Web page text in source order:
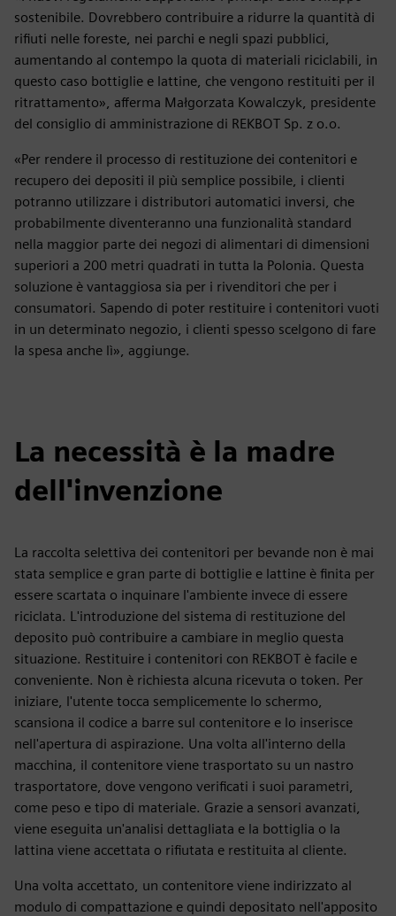
sostenibile. Dovrebbero contribuire a ridurre la quantità di
rifiuti nelle foreste, nei parchi e negli spazi pubblici,
aumentando al contempo la quota di materiali riciclabili, in
questo caso bottiglie e lattine, che vengono restituiti per il
ritrattamento», afferma Małgorzata Kowalczyk, presidente
del consiglio di amministrazione di REKBOT Sp. z o.o.
«Per rendere il processo di restituzione dei contenitori e
recupero dei depositi il più semplice possibile, i clienti
potranno utilizzare i distributori automatici inversi, che
probabilmente diventeranno una funzionalità standard
nella maggior parte dei negozi di alimentari di dimensioni
superiori a 200 metri quadrati in tutta la Polonia. Questa
soluzione è vantaggiosa sia per i rivenditori che per i
consumatori. Sapendo di poter restituire i contenitori vuoti
in un determinato negozio, i clienti spesso scelgono di fare
la spesa anche lì», aggiunge.
La necessità è la madre
dell'invenzione
La raccolta selettiva dei contenitori per bevande non è mai
stata semplice e gran parte di bottiglie e lattine è finita per
essere scartata o inquinare l'ambiente invece di essere
riciclata. L'introduzione del sistema di restituzione del
deposito può contribuire a cambiare in meglio questa
situazione. Restituire i contenitori con REKBOT è facile e
conveniente. Non è richiesta alcuna ricevuta o token. Per
iniziare, l'utente tocca semplicemente lo schermo,
scansiona il codice a barre sul contenitore e lo inserisce
nell'apertura di aspirazione. Una volta all'interno della
macchina, il contenitore viene trasportato su un nastro
trasportatore, dove vengono verificati i suoi parametri,
come peso e tipo di materiale. Grazie a sensori avanzati,
viene eseguita un'analisi dettagliata e la bottiglia o la
lattina viene accettata o rifiutata e restituita al cliente.
Una volta accettato, un contenitore viene indirizzato al
modulo di compattazione e quindi depositato nell'apposito